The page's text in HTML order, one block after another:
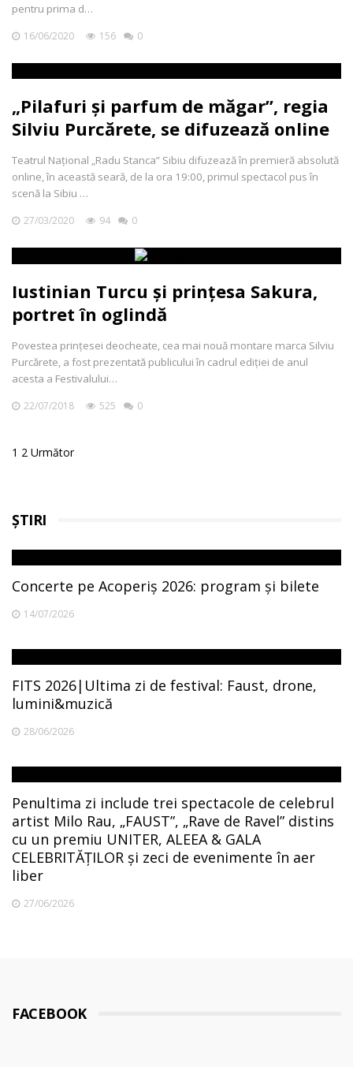
pentru prima d…
16/06/2020 156 0
„Pilafuri și parfum de măgar”, regia
Silviu Purcărete, se difuzează online
Teatrul Național „Radu Stanca” Sibiu difuzează în premieră absolută
online, în această seară, de la ora 19:00, primul spectacol pus în
scenă la Sibiu …
27/03/2020 94 0
Iustinian Turcu și prințesa Sakura,
portret în oglindă
Povestea prințesei deocheate, cea mai nouă montare marca Silviu
Purcărete, a fost prezentată publicului în cadrul ediției de anul
acesta a Festivalului…
22/07/2018 525 0
Posts
1 2 Următor
ȘTIRI
Concerte pe Acoperiș 2026: program și bilete
14/07/2026
FITS 2026|Ultima zi de festival: Faust, drone,
lumini&muzică
28/06/2026
Penultima zi include trei spectacole de celebrul
artist Milo Rau, „FAUST”, „Rave de Ravel” distins
cu un premiu UNITER, ALEEA & GALA
CELEBRITĂȚILOR și zeci de evenimente în aer
liber
27/06/2026
FACEBOOK